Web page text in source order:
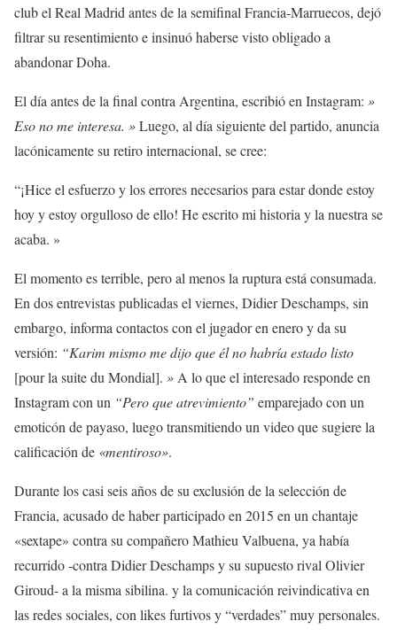
club el Real Madrid antes de la semifinal Francia-Marruecos, dejó
filtrar su resentimiento e insinuó haberse visto obligado a
abandonar Doha.
El día antes de la final contra Argentina, escribió en Instagram: »
Eso no me interesa. »Luego, al día siguiente del partido, anuncia
lacónicamente su retiro internacional, se cree:
“¡Hice el esfuerzo y los errores necesarios para estar donde estoy
hoy y estoy orgulloso de ello! He escrito mi historia y la nuestra se
acaba. »
El momento es terrible, pero al menos la ruptura está consumada.
En dos entrevistas publicadas el viernes, Didier Deschamps, sin
embargo, informa contactos con el jugador en enero y da su
versión: “Karim mismo me dijo que él no habría estado listo
[pour la suite du Mondial]. » A lo que el interesado responde en
Instagram con un “Pero que atrevimiento” emparejado con un
emoticón de payaso, luego transmitiendo un video que sugiere la
calificación de «mentiroso».
Durante los casi seis años de su exclusión de la selección de
Francia, acusado de haber participado en 2015 en un chantaje
«sextape» contra su compañero Mathieu Valbuena, ya había
recurrido -contra Didier Deschamps y su supuesto rival Olivier
Giroud- a la misma sibilina. y la comunicación reivindicativa en
las redes sociales, con likes furtivos y “verdades” muy personales.